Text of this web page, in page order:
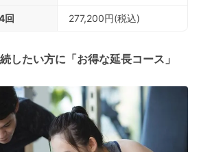
回 277,200円(税込)
したい方に「お得な延長コース」